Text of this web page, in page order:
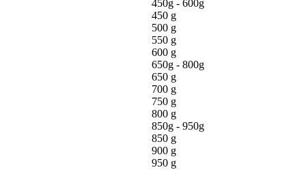
450g - 600g
450 g
500 g
550 g
600 g
650g - 800g
650 g
700 g
750 g
800 g
850g - 950g
850 g
900 g
950 g